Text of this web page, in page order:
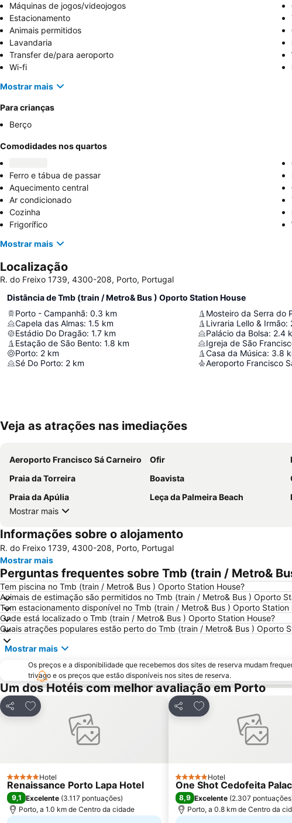
Máquinas de jogos/videojogos
Estacionamento
Animais permitidos
Lavandaria
Transfer de/para aeroporto
Wi-fi
Mostrar mais
Para crianças
Berço
Comodidades nos quartos
Ferro e tábua de passar
Aquecimento central
Ar condicionado
Cozinha
Frigorífico
Mostrar mais
Localização
R. do Freixo 1739, 4300-208, Porto, Portugal
Distância de Tmb (train / Metro& Bus ) Oporto Station House
Porto - Campanhã: 0.3 km
Capela das Almas: 1.5 km
Estádio Do Dragão: 1.7 km
Estação de São Bento: 1.8 km
Porto: 2 km
Sé Do Porto: 2 km
Mosteiro da Serra do
Livraria Lello & Irmão:
Palácio da Bolsa: 2.4
Igreja de São
Casa da Música: 3.8
Aeroporto Francisco
Veja as atrações nas imediações
Aeroporto Francisco Sá Carneiro Ofir
Praia da Torreira
Boavista
Praia da Apúlia
Leça da Palmeira Beach
Mostrar mais
Informações sobre o alojamento
R. do Freixo 1739, 4300-208, Porto, Portugal
Mostrar mais
Perguntas frequentes sobre Tmb (train / Metro&
Tem piscina no Tmb (train / Metro& Bus ) Oporto Station House?
Animais de estimação são permitidos no Tmb (train / Metro& Bus ) Oporto
Tem estacionamento disponível no Tmb (train / Metro& Bus ) Oporto Station
Onde está localizado o Tmb (train / Metro& Bus ) Oporto Station House?
Quais atrações populares estão perto do Tmb (train / Metro& Bus ) Oporto
Mostrar mais
Os preços e a disponibilidade que recebemos dos sites de reserva mudam
trivago e os preços que estão disponíveis nos sites de reserva.
Um dos Hotéis com melhor avaliação em Porto
Partilhar
Adicionar aos favoritos
5 EstrelasHotel
Renaissance Porto Lapa Hotel
9,1 Excelente (3.117 pontuações)
Porto, a 1.0 km de Centro da cidade
Partilhar
Adicionar aos favoritos
5 EstrelasHotel
One Shot Cedofeita
8,9 Excelente (2.307 pontuações
Porto, a 0.8 km de Centro da